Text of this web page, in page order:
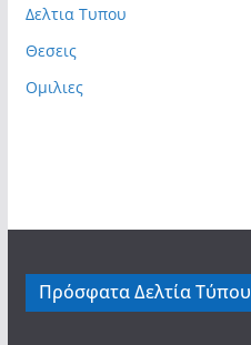
Δελτια Τυπου
Θεσεις
Ομιλιες
Πρόσφατα Δελτία Τύπου